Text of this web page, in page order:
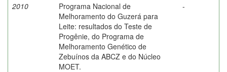
2010
Programa Nacional de
Melhoramento do Guzerá para
Leite: resultados do Teste de
Progênie, do Programa de
Melhoramento Genético de
Zebuínos da ABCZ e do Núcleo
MOET.
-